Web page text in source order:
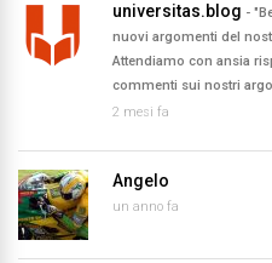
utentiuniversitas.blog -
nuovi argomenti del
Attendiamo con ansia
commenti sui nostri
2 mesi fa
Angelo
un anno fa